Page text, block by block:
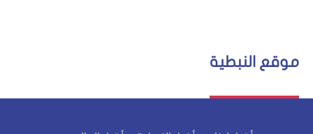
موقع النبطية